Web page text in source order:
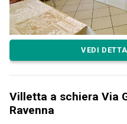
VEDI
Villetta a schiera Via
Ravenna